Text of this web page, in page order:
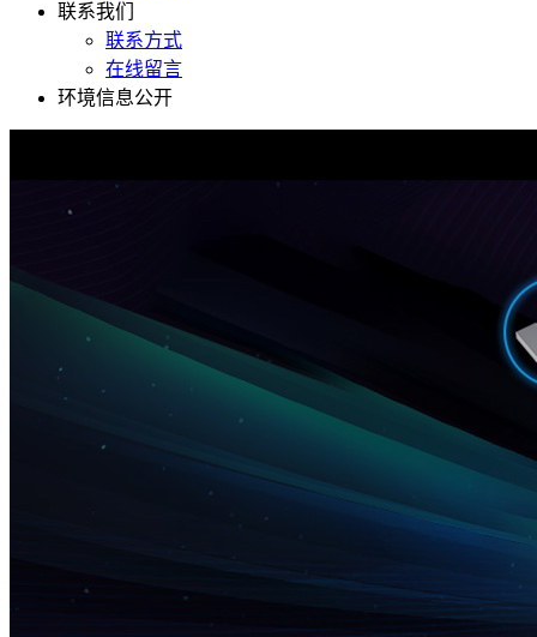
联系我们
联系方式
在线留言
环境信息公开